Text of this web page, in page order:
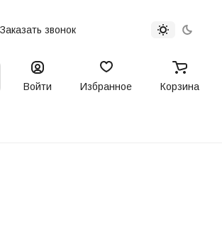
Заказать звонок
Войти
Избранное Корзина